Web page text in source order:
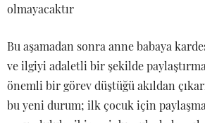
olmayacaktır
Bu aşamadan sonra anne babaya
ve ilgiyi adaletli bir şekilde
önemli bir görev düştüğü akıldan
bu yeni durum; ilk çocuk için